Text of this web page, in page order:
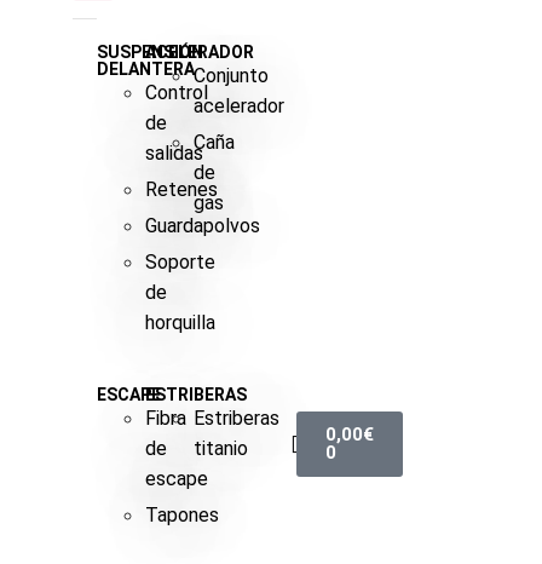
SUSPENSIÓN
DELANTERA
Control
de
salidas
Retenes
Guardapolvos
Soporte
de
horquilla
ACELERADOR
Conjunto
acelerador
Caña
de
gas
ESCAPE
Fibra
de
escape
Tapones
ESTRIBERAS
Estriberas
titanio
0,00€
0